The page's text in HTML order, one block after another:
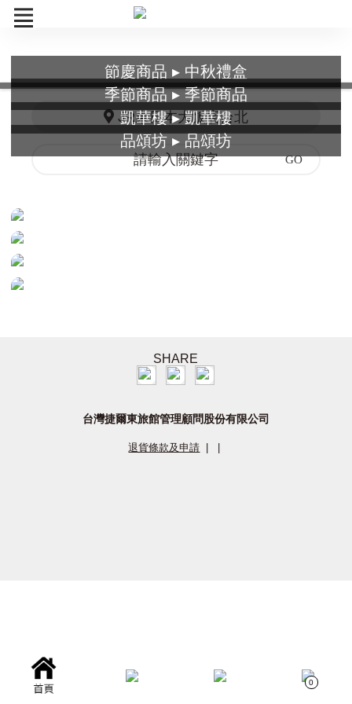
節慶商品
季節商品
凱華樓
訂單查詢
JR東日本大飯店台北
節慶商品 ▸ 中秋禮盒
季節商品 ▸ 季節商品
凱華樓 ▸ 凱華樓
品頌坊 ▸ 品頌坊
SHARE
台灣捷爾東旅館管理顧問股份有限公司
退貨條款及申請
0